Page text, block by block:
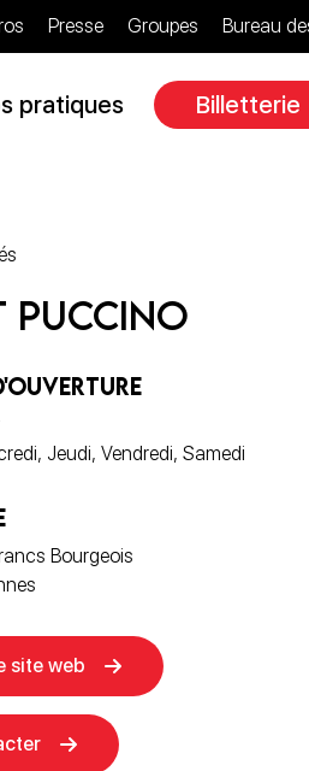
Presse Groupes Bureau
pratiques Billetterie
Puccino
Jeudi, Vendredi, Samedi
Bourgeois
site web